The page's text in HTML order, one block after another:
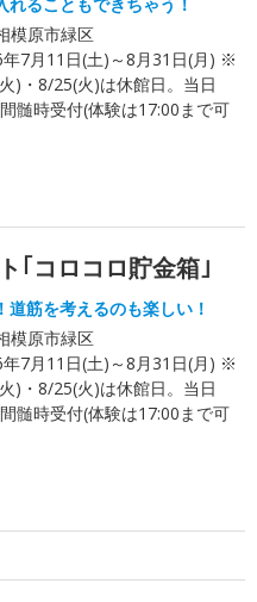
模原市緑区
年7月11日(土)～8月31日(月) ※
)・8/25(火)は休館日。当日
髄時受付(体験は17:00まで可
｢コロコロ貯金箱｣
道筋を考えるのも楽しい！
模原市緑区
年7月11日(土)～8月31日(月) ※
)・8/25(火)は休館日。当日
髄時受付(体験は17:00まで可